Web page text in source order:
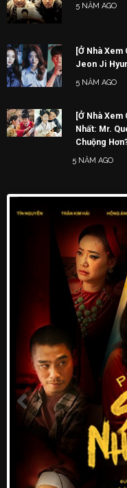
5 NĂM AGO
[Ở Nhà Xem
Jeon Ji
5 NĂM AGO
[Ở Nhà Xem
Nhất: Mr.
Chuộng
5 NĂM AGO